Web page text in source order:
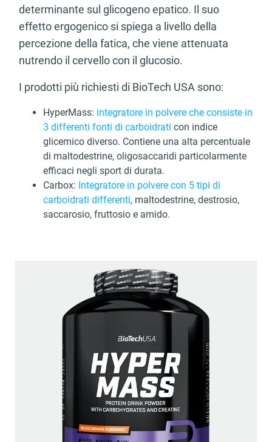
determinante sul glicogeno epatico. Il suo
effetto ergogenico si spiega a livello della
percezione della fatica, che viene attenuata
nutrendo il cervello con il glucosio.
I prodotti più richiesti di BioTech USA sono:
HyperMass: integratore in polvere che consiste in
3 differenti fonti di carboidrati con indice
glicemico diverso. Contiene una alta percentuale
di maltodestrine, oligosaccaridi particolarmente
efficaci negli sport di durata.
Carbox: Integratore in polvere con 5 tipi di
carboidrati differenti, maltodestrine, destrosio,
saccarosio, fruttosio e amido.